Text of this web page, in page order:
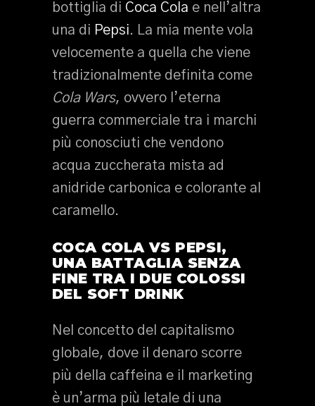
bottiglia di Coca Cola e nell’altra
una di Pepsi. La mia mente vola
velocemente a quella che viene
tradizionalmente definita come
Cola Wars, ovvero l’eterna
guerra commerciale tra i marchi
più conosciuti che vendono
acqua zuccherata mista ad
anidride carbonica e colorante al
caramello.
COCA COLA VS PEPSI,
UNA BATTAGLIA SENZA
FINE TRA I DUE COLOSSI
DEL SOFT DRINK
Nel concetto del capitalismo
globale, dove il denaro scorre
più della caffeina e il marketing
è un’arma più letale di una